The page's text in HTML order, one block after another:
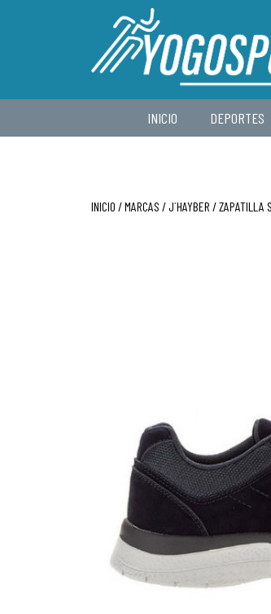
INICIO DEPORTES
INICIO /MARCAS /J´HAYBER / ZAPATILLA